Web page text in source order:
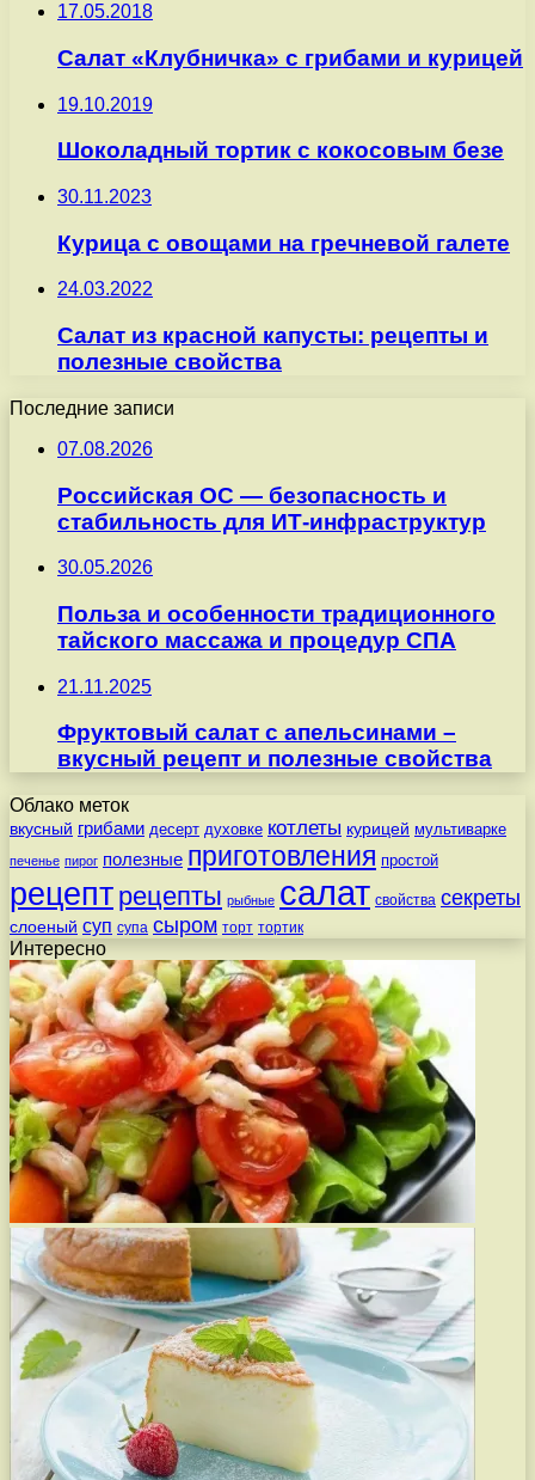
17.05.2018
Салат «Клубничка» с грибами и курицей
19.10.2019
Шоколадный тортик с кокосовым безе
30.11.2023
Курица с овощами на гречневой галете
24.03.2022
Салат из красной капусты: рецепты и
полезные свойства
Последние записи
07.08.2026
Российская ОС — безопасность и
стабильность для ИТ-инфраструктур
30.05.2026
Польза и особенности традиционного
тайского массажа и процедур СПА
21.11.2025
Фруктовый салат с апельсинами –
вкусный рецепт и полезные свойства
Облако меток
вкусный грибами десерт духовке котлеты курицей мультиварке
печенье пирог полезные приготовления простой
рецепт рецепты рыбные салат свойства секреты
слоеный суп супа сыром торт тортик
Интересно